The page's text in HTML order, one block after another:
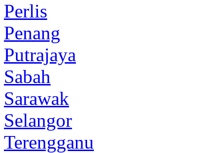
Perlis
Penang
Putrajaya
Sabah
Sarawak
Selangor
Terengganu